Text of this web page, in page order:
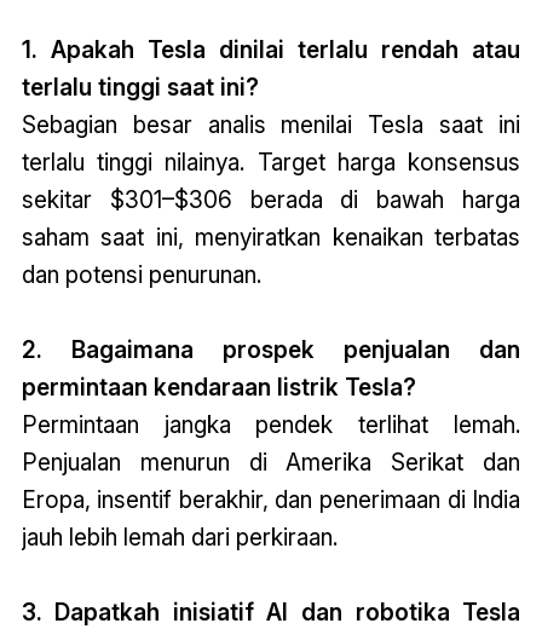
1. Apakah Tesla dinilai terlalu rendah atau
terlalu tinggi saat ini?
Sebagian besar analis menilai Tesla saat ini
terlalu tinggi nilainya. Target harga konsensus
sekitar $301–$306 berada di bawah harga
saham saat ini, menyiratkan kenaikan terbatas
dan potensi penurunan.
2. Bagaimana prospek penjualan dan
permintaan kendaraan listrik Tesla?
Permintaan jangka pendek terlihat lemah.
Penjualan menurun di Amerika Serikat dan
Eropa, insentif berakhir, dan penerimaan di India
jauh lebih lemah dari perkiraan.
3. Dapatkah inisiatif AI dan robotika Tesla